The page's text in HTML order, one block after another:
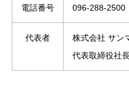
電話番号 096-288-2500
代表者
株式会社 サン
代表取締役社